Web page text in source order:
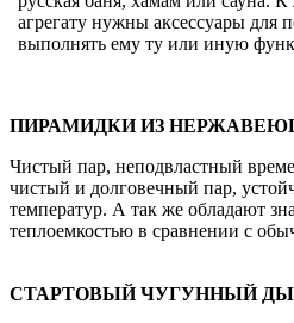
агрегату нужны аксессуары для
выполнять ему ту или иную
ПИРАМИДКИ ИЗ
Чистый пар, неподвластный
чистый и долговечный пар,
температур. А так же обладают
теплоемкостью в сравнении с
СТАРТОВЫЙ ЧУГУННЫЙ